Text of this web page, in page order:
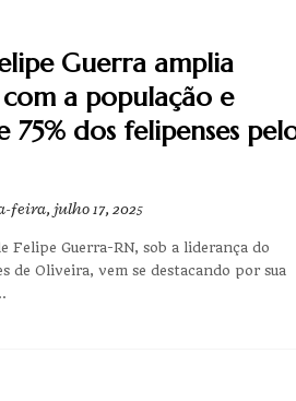
Guerra amplia
a população e
75% dos felipenses
feira, julho 17, 2025
Felipe Guerra-RN, sob a liderança do
de Oliveira, vem se destacando por sua